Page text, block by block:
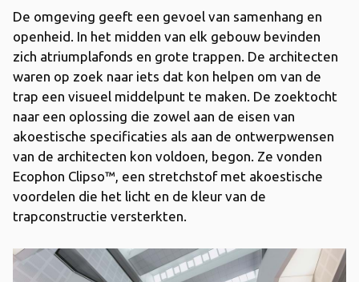
De omgeving geeft een gevoel van samenhang en
openheid. In het midden van elk gebouw bevinden
zich atriumplafonds en grote trappen. De architecten
waren op zoek naar iets dat kon helpen om van de
trap een visueel middelpunt te maken. De zoektocht
naar een oplossing die zowel aan de eisen van
akoestische specificaties als aan de ontwerpwensen
van de architecten kon voldoen, begon. Ze vonden
Ecophon Clipso™, een stretchstof met akoestische
voordelen die het licht en de kleur van de
trapconstructie versterkten.